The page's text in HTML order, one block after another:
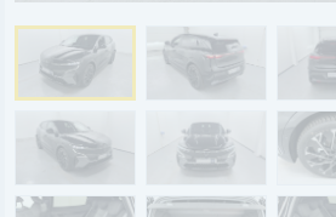
SERVICE
Aktionsfahrzeuge
AutoAbo
Gewerbekunden